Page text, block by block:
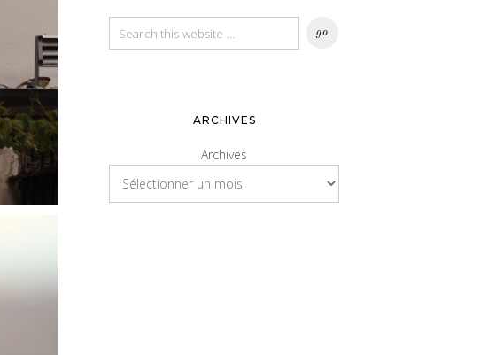
ARCHIVES
Archives